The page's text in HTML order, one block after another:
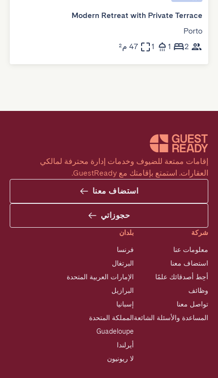
Modern Retreat with Private Terrace
Porto
2
1
1 47 م²
العقارات. استمتع بإقامتك مع GuestReady.
استضاف معنا
حجوزاتي
شركة
معلومات عنا
استضاف معنا
أحِط أصدقائك علمًا
وظائف
تواصل معنا
المساعدة والأسئلة الشائعة
بلدان
فرنسا
البرتغال
الإمارات العربية المتحدة
البرازيل
إسبانيا
المملكة المتحدة
Guadeloupe
أيرلندا
لا ريونيون